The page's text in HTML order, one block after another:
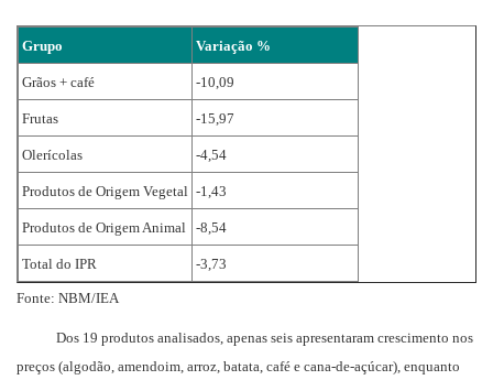
Grupo Variação %
Grãos + café -10,09
Frutas -15,97
Olerícolas -4,54
Produtos de Origem Vegetal -1,43
Produtos de Origem Animal -8,54
Total do IPR -3,73
Fonte: NBM/IEA
Dos 19 produtos analisados, apenas seis apresentaram crescimento nos
preços (algodão, amendoim, arroz, batata, café e cana-de-açúcar), enquanto